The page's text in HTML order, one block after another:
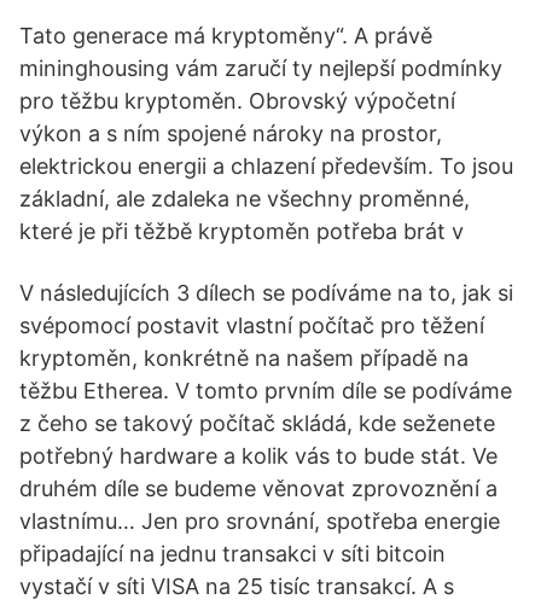
Tato generace má kryptoměny“. A právě
mininghousing vám zaručí ty nejlepší podmínky
pro těžbu kryptoměn. Obrovský výpočetní
výkon a s ním spojené nároky na prostor,
elektrickou energii a chlazení především. To jsou
základní, ale zdaleka ne všechny proměnné,
které je při těžbě kryptoměn potřeba brát v
V následujících 3 dílech se podíváme na to, jak si
svépomocí postavit vlastní počítač pro těžení
kryptoměn, konkrétně na našem případě na
těžbu Etherea. V tomto prvním díle se podíváme
z čeho se takový počítač skládá, kde seženete
potřebný hardware a kolik vás to bude stát. Ve
druhém díle se budeme věnovat zprovoznění a
vlastnímu… Jen pro srovnání, spotřeba energie
připadající na jednu transakci v síti bitcoin
vystačí v síti VISA na 25 tisíc transakcí. A s